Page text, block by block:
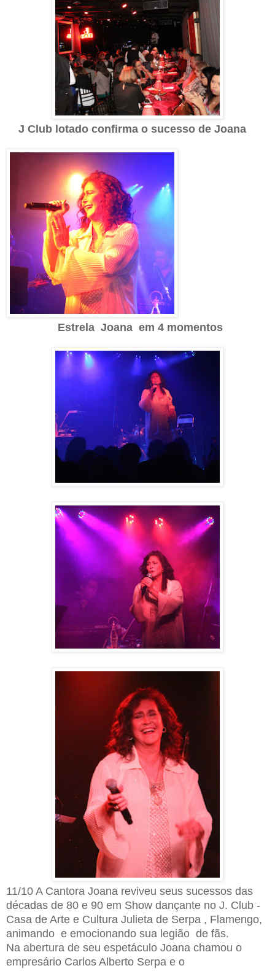
J Club lotado confirma o sucesso de Joana
Estrela Joana em 4 momentos
11/10 A Cantora Joana reviveu seus sucessos das
décadas de 80 e 90 em Show dançante no J. Club -
Casa de Arte e Cultura Julieta de Serpa , Flamengo,
animando e emocionando sua legião de fãs.
Na abertura de seu espetáculo Joana chamou o
empresário Carlos Alberto Serpa e o